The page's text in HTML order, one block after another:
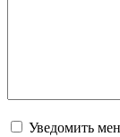
Уведомить